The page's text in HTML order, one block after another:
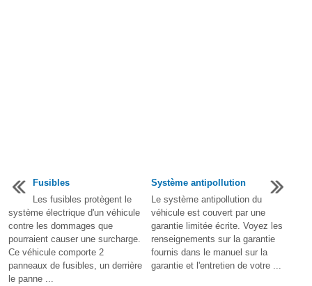
Fusibles
Les fusibles protègent le
système électrique d'un véhicule
contre les dommages que
pourraient causer une surcharge.
Ce véhicule comporte 2
panneaux de fusibles, un derrière
le panne ...
Système antipollution
Le système antipollution du
véhicule est couvert par une
garantie limitée écrite. Voyez les
renseignements sur la garantie
fournis dans le manuel sur la
garantie et l'entretien de votre ...